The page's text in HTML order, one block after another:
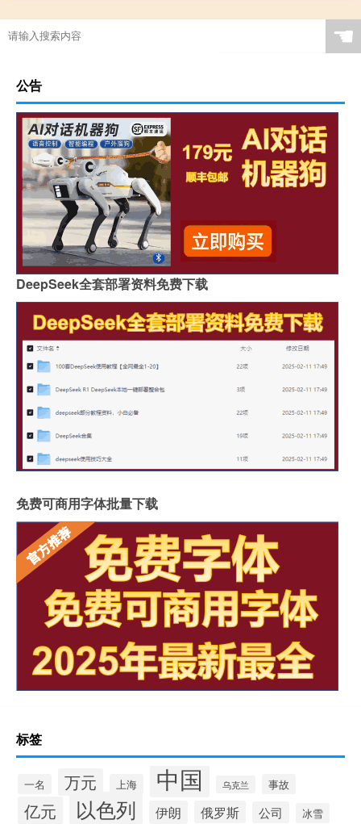
☚
公告
DeepSeek全套部署资料免费下载
免费可商用字体批量下载
标签
一名 万元 上海 中国 乌克兰 事故
亿元 以色列 伊朗 俄罗斯 公司 冰雪